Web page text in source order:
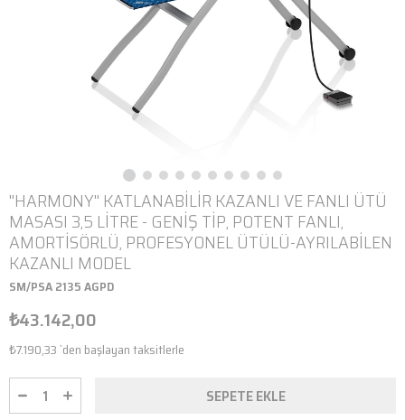
''HARMONY'' KATLANABİLİR KAZANLI VE FANLI ÜTÜ
MASASI 3,5 LİTRE - GENİŞ TİP, POTENT FANLI,
AMORTİSÖRLÜ, PROFESYONEL ÜTÜLÜ-AYRILABİLEN
KAZANLI MODEL
SM/PSA 2135 AGPD
₺43.142,00
₺7.190,33`den başlayan taksitlerle